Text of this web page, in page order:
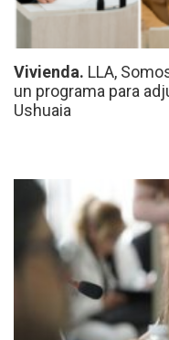
Vivienda. LLA,
un programa para
Ushuaia